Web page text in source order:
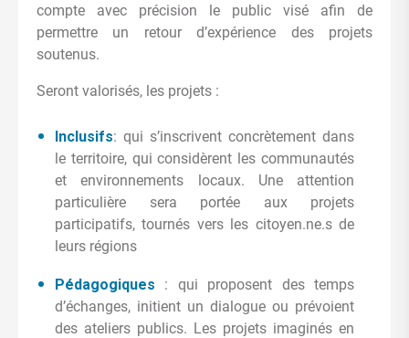
compte avec précision le public visé afin de
permettre un retour d’expérience des projets
soutenus.
Seront valorisés, les projets :
Inclusifs: qui s’inscrivent concrètement dans
le territoire, qui considèrent les communautés
et environnements locaux. Une attention
particulière sera portée aux projets
participatifs, tournés vers les citoyen.ne.s de
leurs régions
Pédagogiques : qui proposent des temps
d’échanges, initient un dialogue ou prévoient
des ateliers publics. Les projets imaginés en